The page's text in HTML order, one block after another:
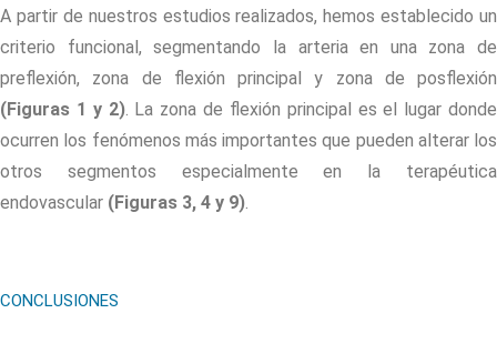
A partir de nuestros estudios realizados, hemos establecido un
criterio funcional, segmentando la arteria en una zona de
preflexión, zona de flexión principal y zona de posflexión
(Figuras 1 y 2). La zona de flexión principal es el lugar donde
ocurren los fenómenos más importantes que pueden alterar los
otros segmentos especialmente en la terapéutica
endovascular (Figuras 3, 4 y 9).
CONCLUSIONES